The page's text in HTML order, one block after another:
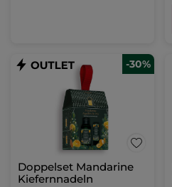
-30%
Doppelset Mandarine
Kiefernnadeln